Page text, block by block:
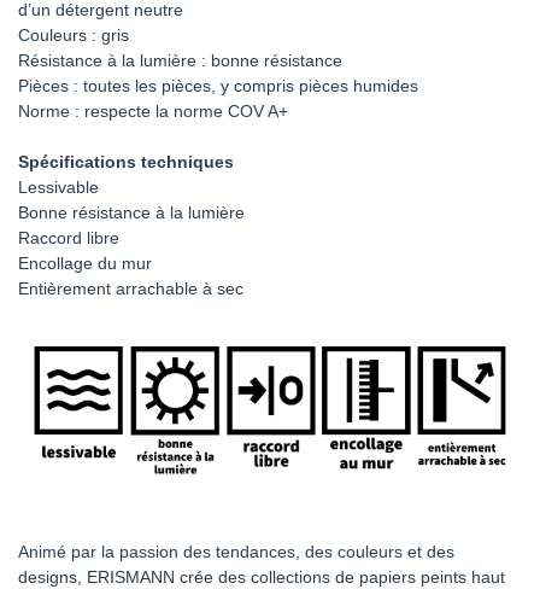
d’un détergent neutre
Couleurs : gris
Résistance à la lumière : bonne résistance
Pièces : toutes les pièces, y compris pièces humides
Norme : respecte la norme COV A+
Spécifications techniques
Lessivable
Bonne résistance à la lumière
Raccord libre
Encollage du mur
Entièrement arrachable à sec
Animé par la passion des tendances, des couleurs et des
designs, ERISMANN crée des collections de papiers peints haut